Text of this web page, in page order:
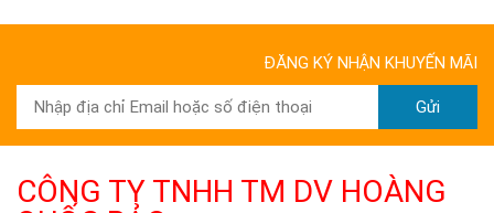
ĐĂNG KÝ NHẬN KHUYẾN MÃI
Gửi
CÔNG TY TNHH TM DV HOÀNG